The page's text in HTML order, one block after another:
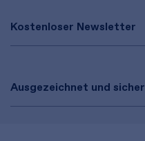
Kostenloser Newsletter
Ausgezeichnet und sicher